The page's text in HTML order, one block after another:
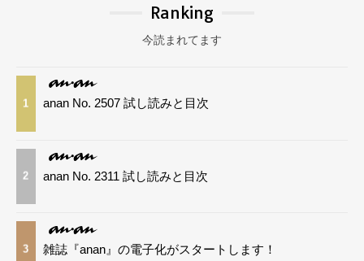
Ranking
今読まれてます
1 anan No. 2507 試し読みと目次
2 anan No. 2311 試し読みと目次
3 雑誌『anan』の電子化がスタートします！